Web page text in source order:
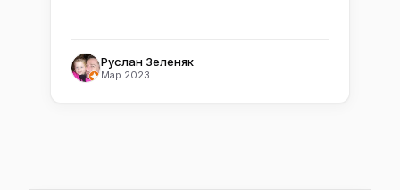
Руслан Зеленяк
Мар 2023